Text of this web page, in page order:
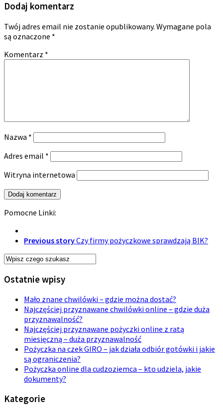
Dodaj komentarz
Twój adres email nie zostanie opublikowany. Wymagane pola
są oznaczone *
Komentarz *
Nazwa *
Adres email *
Witryna internetowa
Pomocne Linki:
Previous storyCzy firmy pożyczkowe sprawdzają BIK?
Ostatnie wpisy
Mało znane chwilówki – gdzie można dostać?
Najczęściej przyznawane chwilówki online – gdzie duża
przyznawalność?
Najczęściej przyznawane pożyczki online z ratą
miesięczną – duża przyznawalność
Pożyczka na czek GIRO – jak działa odbiór gotówki i jakie
są ograniczenia?
Pożyczka online dla cudzoziemca – kto udziela, jakie
dokumenty?
Kategorie